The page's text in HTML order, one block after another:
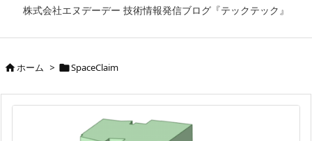
株式会社エヌデーデー 技術情報発信ブログ『テックテック』
ホーム > SpaceClaim